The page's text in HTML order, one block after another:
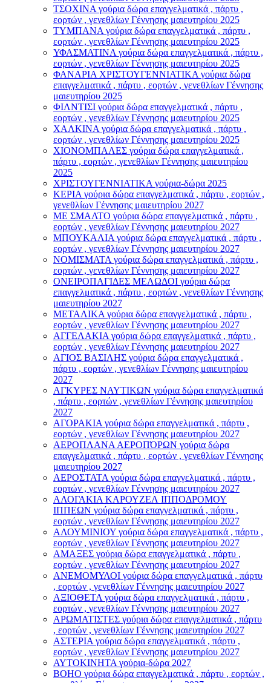
ΤΣΟΧΙΝΑ γούρια δώρα επαγγελματικά , πάρτυ ,
εορτών , γενεθλίων Γέννησης μαιευτηρίου 2025
ΤΥΜΠΑΝΑ γούρια δώρα επαγγελματικά , πάρτυ ,
εορτών , γενεθλίων Γέννησης μαιευτηρίου 2025
ΥΦΑΣΜΑΤΙΝΑ γούρια δώρα επαγγελματικά , πάρτυ ,
εορτών , γενεθλίων Γέννησης μαιευτηρίου 2025
ΦΑΝΑΡΙΑ ΧΡΙΣΤΟΥΓΕΝΝΙΑΤΙΚΑ γούρια δώρα
επαγγελματικά , πάρτυ , εορτών , γενεθλίων Γέννησης
μαιευτηρίου 2025
ΦΙΛΝΤΙΣΙ γούρια δώρα επαγγελματικά , πάρτυ ,
εορτών , γενεθλίων Γέννησης μαιευτηρίου 2025
ΧΑΛΚΙΝΑ γούρια δώρα επαγγελματικά , πάρτυ ,
εορτών , γενεθλίων Γέννησης μαιευτηρίου 2025
ΧΙΟΝΟΜΠΑΛΕΣ γούρια δώρα επαγγελματικά ,
πάρτυ , εορτών , γενεθλίων Γέννησης μαιευτηρίου
2025
ΧΡΙΣΤΟΥΓΕΝΝΙΑΤΙΚΑ γούρια-δώρα 2025
ΚΕΡΙΑ γούρια δώρα επαγγελματικά , πάρτυ , εορτών ,
γενεθλίων Γέννησης μαιευτηρίου 2027
ΜΕ ΣΜΑΛΤΟ γούρια δώρα επαγγελματικά , πάρτυ ,
εορτών , γενεθλίων Γέννησης μαιευτηρίου 2027
ΜΠΟΥΚΑΛΙΑ γούρια δώρα επαγγελματικά , πάρτυ ,
εορτών , γενεθλίων Γέννησης μαιευτηρίου 2027
ΝΟΜΙΣΜΑΤΑ γούρια δώρα επαγγελματικά , πάρτυ ,
εορτών , γενεθλίων Γέννησης μαιευτηρίου 2027
ΟΝΕΙΡΟΠΑΓΙΔΕΣ ΜΕΛΩΔΟΙ γούρια δώρα
επαγγελματικά , πάρτυ , εορτών , γενεθλίων Γέννησης
μαιευτηρίου 2027
ΜΕΤΑΛΙΚΑ γούρια δώρα επαγγελματικά , πάρτυ ,
εορτών , γενεθλίων Γέννησης μαιευτηρίου 2027
ΑΓΓΕΛΑΚΙΑ γούρια δώρα επαγγελματικά , πάρτυ ,
εορτών , γενεθλίων Γέννησης μαιευτηρίου 2027
ΑΓΙΟΣ ΒΑΣΙΛΗΣ γούρια δώρα επαγγελματικά ,
πάρτυ , εορτών , γενεθλίων Γέννησης μαιευτηρίου
2027
ΑΓΚΥΡΕΣ ΝΑΥΤΙΚΩΝ γούρια δώρα επαγγελματικά
, πάρτυ , εορτών , γενεθλίων Γέννησης μαιευτηρίου
2027
ΑΓΟΡΑΚΙΑ γούρια δώρα επαγγελματικά , πάρτυ ,
εορτών , γενεθλίων Γέννησης μαιευτηρίου 2027
ΑΕΡΟΠΛΑΝΑ ΑΕΡΟΠΌΡΩΝ γούρια δώρα
επαγγελματικά , πάρτυ , εορτών , γενεθλίων Γέννησης
μαιευτηρίου 2027
ΑΕΡΟΣΤΑΤΑ γούρια δώρα επαγγελματικά , πάρτυ ,
εορτών , γενεθλίων Γέννησης μαιευτηρίου 2027
ΑΛΟΓΑΚΙΑ ΚΑΡΟΥΖΕΛ ΙΠΠΟΔΡΟΜΟΥ
ΙΠΠΕΩΝ γούρια δώρα επαγγελματικά , πάρτυ ,
εορτών , γενεθλίων Γέννησης μαιευτηρίου 2027
ΑΛΟΥΜΙΝΙΟΥ γούρια δώρα επαγγελματικά , πάρτυ ,
εορτών , γενεθλίων Γέννησης μαιευτηρίου 2027
ΑΜΑΞΕΣ γούρια δώρα επαγγελματικά , πάρτυ ,
εορτών , γενεθλίων Γέννησης μαιευτηρίου 2027
ΑΝΕΜΟΜΥΛΟI γούρια δώρα επαγγελματικά , πάρτυ
, εορτών , γενεθλίων Γέννησης μαιευτηρίου 2027
ΑΞΙΟΘΕΤΑ γούρια δώρα επαγγελματικά , πάρτυ ,
εορτών , γενεθλίων Γέννησης μαιευτηρίου 2027
ΑΡΩΜΑΤΙΣΤΕΣ γούρια δώρα επαγγελματικά , πάρτυ
, εορτών , γενεθλίων Γέννησης μαιευτηρίου 2027
ΑΣΤΕΡIA γούρια δώρα επαγγελματικά , πάρτυ ,
εορτών , γενεθλίων Γέννησης μαιευτηρίου 2027
ΑΥΤΟΚΙΝΗΤΑ γούρια-δώρα 2027
ΒOHO γούρια δώρα επαγγελματικά , πάρτυ , εορτών ,